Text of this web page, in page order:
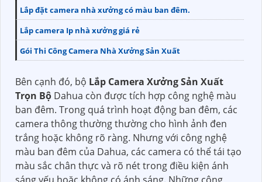
Lắp đặt camera nhà xưởng có màu ban đêm.
Lắp camera Ip nhà xưởng giá rẻ
Gói Thi Công Camera Nhà Xưởng Sản Xuất
Bên cạnh đó, bộ Lắp Camera Xưởng Sản Xuất
Trọn Bộ Dahua còn được tích hợp công nghệ màu
ban đêm. Trong quá trình hoạt động ban đêm, các
camera thông thường thường cho hình ảnh đen
trắng hoặc không rõ ràng. Nhưng với công nghệ
màu ban đêm của Dahua, các camera có thể tái tạo
màu sắc chân thực và rõ nét trong điều kiện ánh